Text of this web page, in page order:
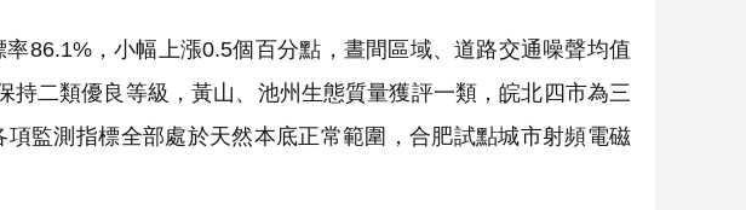
86.1%，小幅上漲0.5個百分點，晝間區域、道路交通噪聲均值
持二類優良等級，黃山、池州生態質量獲評一類，皖北四市為三
監測指標全部處於天然本底正常範圍，合肥試點城市射頻電磁